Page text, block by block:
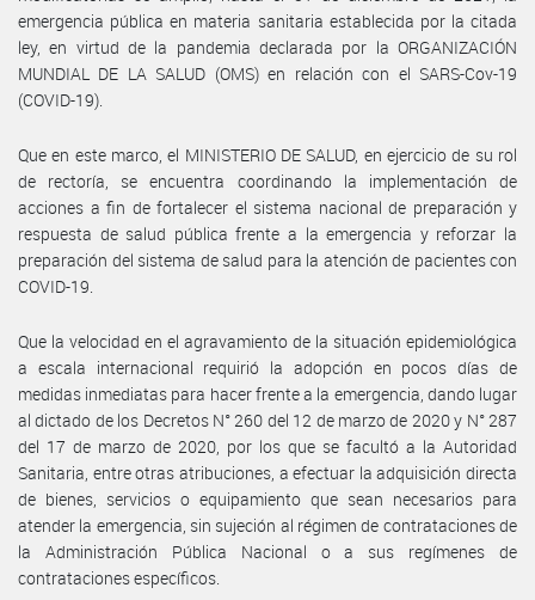
emergencia pública en materia sanitaria establecida por la citada
ley, en virtud de la pandemia declarada por la ORGANIZACIÓN
MUNDIAL DE LA SALUD (OMS) en relación con el SARS-Cov-19
(COVID-19).
Que en este marco, el MINISTERIO DE SALUD, en ejercicio de su rol
de rectoría, se encuentra coordinando la implementación de
acciones a fin de fortalecer el sistema nacional de preparación y
respuesta de salud pública frente a la emergencia y reforzar la
preparación del sistema de salud para la atención de pacientes con
COVID-19.
Que la velocidad en el agravamiento de la situación epidemiológica
a escala internacional requirió la adopción en pocos días de
medidas inmediatas para hacer frente a la emergencia, dando lugar
al dictado de los Decretos N° 260 del 12 de marzo de 2020 y N° 287
del 17 de marzo de 2020, por los que se facultó a la Autoridad
Sanitaria, entre otras atribuciones, a efectuar la adquisición directa
de bienes, servicios o equipamiento que sean necesarios para
atender la emergencia, sin sujeción al régimen de contrataciones de
la Administración Pública Nacional o a sus regímenes de
contrataciones específicos.